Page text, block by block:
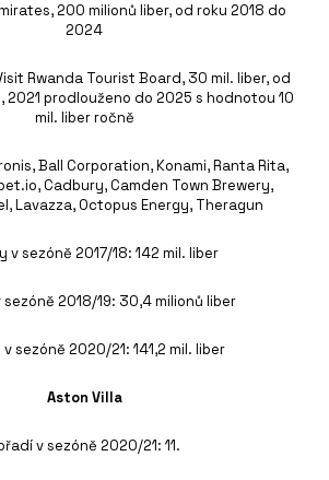
200 milionů liber, od roku 2018 do
2024
Rwanda Tourist Board, 30 mil. liber, od
2021 prodlouženo do 2025 s hodnotou 10
mil. liber ročně
Ball Corporation, Konami, Ranta Rita,
Cadbury, Camden Town Brewery,
Lavazza, Octopus Energy, Theragun
v sezóně 2017/18: 142 mil. liber
sezóně 2018/19: 30,4 milionů liber
sezóně 2020/21: 141,2 mil. liber
Aston Villa
v sezóně 2020/21: 11.